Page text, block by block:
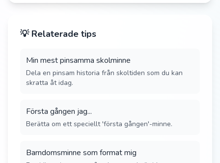
💡 Relaterade tips
Min mest pinsamma skolminne
Dela en pinsam historia från skoltiden som du kan
skratta åt idag.
Första gången jag...
Berätta om ett speciellt 'första gången'-minne.
Barndomsminne som format mig